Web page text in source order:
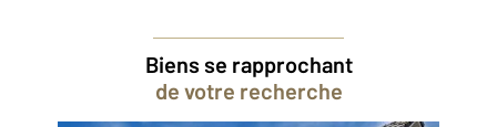
Biens se rapprochant
de votre recherche